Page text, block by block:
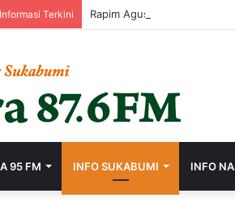
Informasi Terkini Rapim Agustus, Ayep Zaki
95 FM INFO SUKABUMI INFO